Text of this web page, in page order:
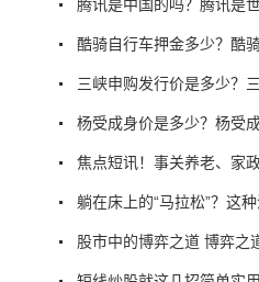
腾讯是中国的吗？腾讯是
酷骑自行车押金多少？酷
三峡申购发行价是多少？
杨受成身价是多少？杨受
焦点短讯！事关养老、家
躺在床上的“马拉松”？这
股市中的博弈之道 博弈之